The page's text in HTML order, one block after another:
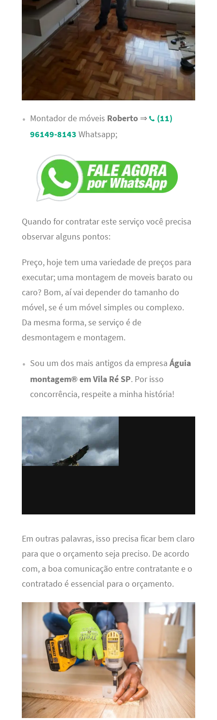
Montador de móveis Roberto⇒
(11)
96149-8143 Whatsapp;
Quando for contratar este serviço você precisa
observar alguns pontos:
Preço, hoje tem uma variedade de preços para
executar; uma montagem de moveis barato ou
caro? Bom, aí vai depender do tamanho do
móvel, se é um móvel simples ou complexo.
Da mesma forma, se serviço é de
desmontagem e montagem.
Sou um dos mais antigos da empresa Águia
montagem® em Vila Ré SP. Por isso
concorrência, respeite a minha história!
Em outras palavras, isso precisa ficar bem claro
para que o orçamento seja preciso. De acordo
com, a boa comunicação entre contratante e o
contratado é essencial para o orçamento.